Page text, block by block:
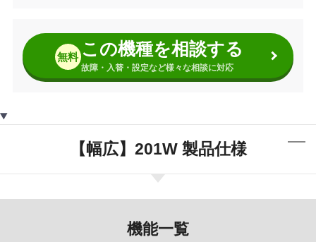
無料 この機種を相談する
故障・入替・設定など様々な相談に対応
【幅広】201W 製品仕様
機能一覧